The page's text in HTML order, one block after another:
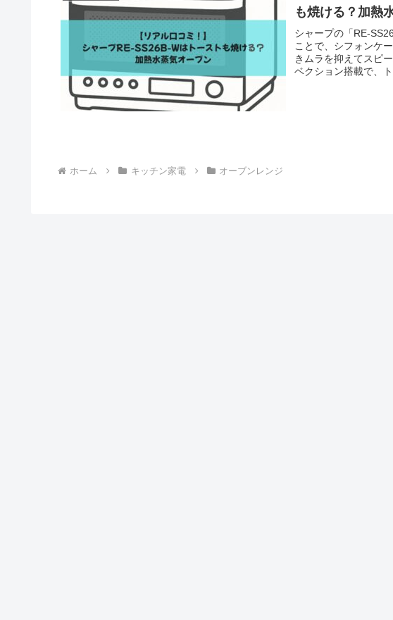
も焼ける？加熱
シャープの「RE-
ことで、シフォンケ
きムラを抑えてスピ
ベクション搭載で、
ホーム キッチン家電 オーブンレンジ